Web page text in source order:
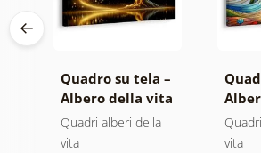
Quadro su tela –
Albero della vita
magia dorata
Quadri alberi della
vita
in
vita